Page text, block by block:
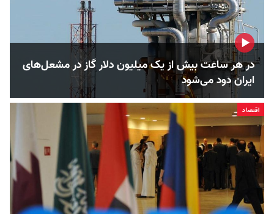
در هر ساعت بیش از یک میلیون دلار گاز در مشعل‌های
ایران دود می‌شود
اقتصاد